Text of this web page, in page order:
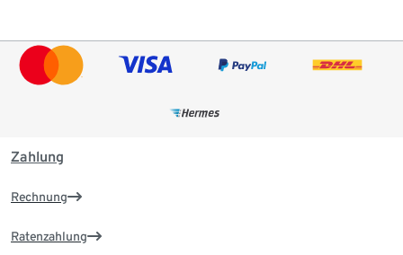
Zahlung
Rechnung
Ratenzahlung